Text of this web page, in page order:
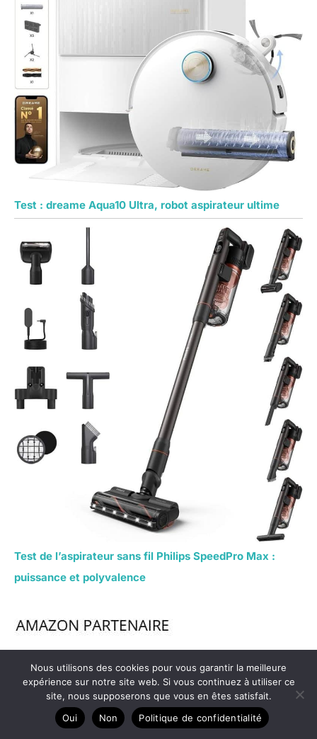
Test : dreame Aqua10 Ultra, robot aspirateur ultime
Test de l’aspirateur sans fil Philips SpeedPro Max :
puissance et polyvalence
Nous utilisons des cookies pour vous garantir la meilleure
expérience sur notre site web. Si vous continuez à utiliser ce
site, nous supposerons que vous en êtes satisfait.
Oui
Non Politique de confidentialité